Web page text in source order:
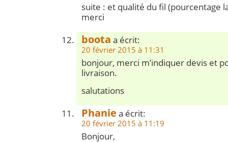
suite : et qualité du fil (pourcentage
merci
boota a écrit:
20 février 2015 à 11:31
bonjour, merci m’indiquer devis et
livraison.
salutations
Phanie a écrit:
20 février 2015 à 11:19
Bonjour,